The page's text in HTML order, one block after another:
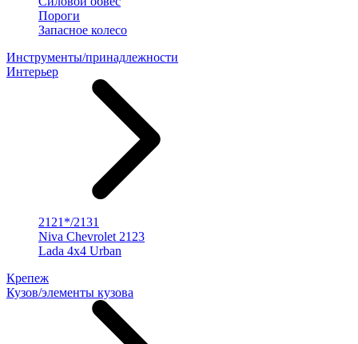
Пороги
Запасное колесо
Инструменты/принадлежности
Интерьер
2121*/2131
Niva Chevrolet 2123
Lada 4x4 Urban
Крепеж
Кузов/элементы кузова